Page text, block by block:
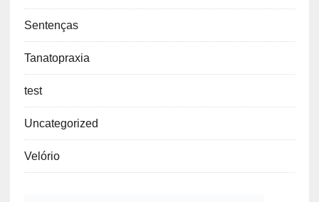
Sentenças
Tanatopraxia
test
Uncategorized
Velório